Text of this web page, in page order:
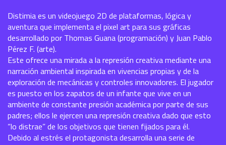
Distimia es un videojuego 2D de plataformas, lógica y
aventura que implementa el pixel art para sus gráficas
desarrollado por Thomas Guana (programación) y Juan Pablo
Pérez F. (arte).
Este ofrece una mirada a la represión creativa mediante una
narración ambiental inspirada en vivencias propias y de la
exploración de mecánicas y controles innovadores. El jugador
es puesto en los zapatos de un infante que vive en un
ambiente de constante presión académica por parte de sus
padres; ellos le ejercen una represión creativa dado que esto
“lo distrae” de los objetivos que tienen fijados para él.
Debido al estrés el protagonista desarrolla una serie de